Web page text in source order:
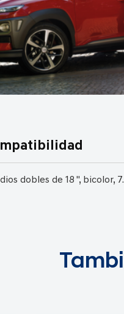
dobles de 18 ", bicolor,